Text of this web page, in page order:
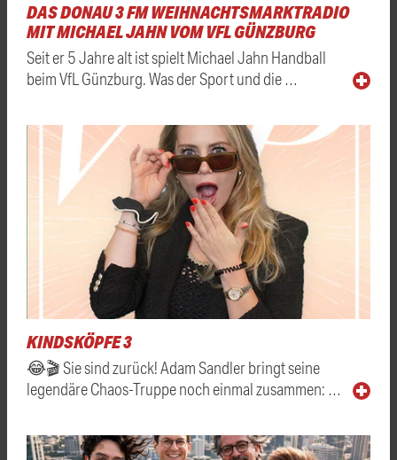
DAS DONAU 3 FM WEIHNACHTSMARKTRADIO
MIT MICHAEL JAHN VOM VFL GÜNZBURG
Seit er 5 Jahre alt ist spielt Michael Jahn Handball
beim VfL Günzburg. Was der Sport und die …
KINDSKÖPFE 3
😂🎬 Sie sind zurück! Adam Sandler bringt seine
legendäre Chaos-Truppe noch einmal zusammen: …